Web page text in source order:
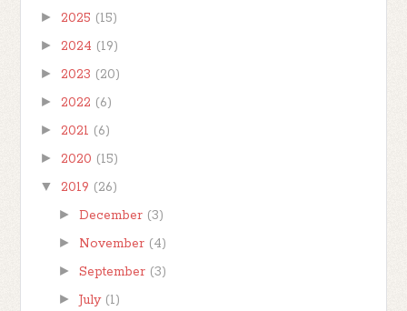
► 2025 (15)
► 2024 (19)
► 2023 (20)
► 2022 (6)
► 2021 (6)
► 2020 (15)
▼ 2019 (26)
► December (3)
► November (4)
► September (3)
► July (1)